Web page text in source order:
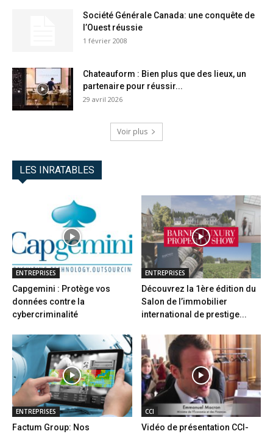
Société Générale Canada: une conquête de
l’Ouest réussie
1 février 2008
Chateauform : Bien plus que des lieux, un
partenaire pour réussir...
29 avril 2026
Voir plus
LES INRATABLES
ENTREPRISES
Capgemini : Protège vos
données contre la
cybercriminalité
ENTREPRISES
Découvrez la 1ère édition du
Salon de l’immobilier
international de prestige...
ENTREPRISES
Factum Group: Nos
CCI
Vidéo de présentation CCI-